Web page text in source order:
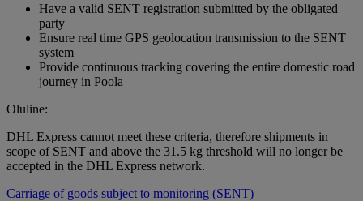
Have a valid SENT registration submitted by the obligated
party
Ensure real time GPS geolocation transmission to the SENT
system
Provide continuous tracking covering the entire domestic road
journey in Poola
Oluline:
DHL Express cannot meet these criteria, therefore shipments in
scope of SENT and above the 31.5 kg threshold will no longer be
accepted in the DHL Express network.
Carriage of goods subject to monitoring (SENT)